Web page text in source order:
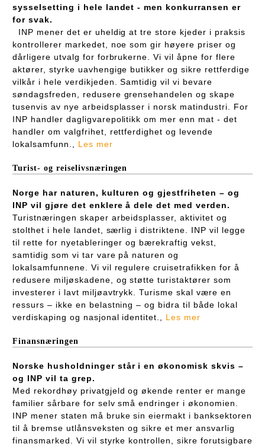
sysselsetting i hele landet - men konkurransen er
for svak.
INP mener det er uheldig at tre store kjeder i praksis
kontrollerer markedet, noe som gir høyere priser og
dårligere utvalg for forbrukerne. Vi vil åpne for flere
aktører, styrke uavhengige butikker og sikre rettferdige
vilkår i hele verdikjeden. Samtidig vil vi bevare
søndagsfreden, redusere grensehandelen og skape
tusenvis av nye arbeidsplasser i norsk matindustri. For
INP handler dagligvarepolitikk om mer enn mat - det
handler om valgfrihet, rettferdighet og levende
lokalsamfunn., Les mer
Turist- og reiselivsnæringen
Norge har naturen, kulturen og gjestfriheten – og
INP vil gjøre det enklere å dele det med verden.
Turistnæringen skaper arbeidsplasser, aktivitet og
stolthet i hele landet, særlig i distriktene. INP vil legge
til rette for nyetableringer og bærekraftig vekst,
samtidig som vi tar vare på naturen og
lokalsamfunnene. Vi vil regulere cruisetrafikken for å
redusere miljøskadene, og støtte turistaktører som
investerer i lavt miljøavtrykk. Turisme skal være en
ressurs – ikke en belastning – og bidra til både lokal
verdiskaping og nasjonal identitet., Les mer
Finansnæringen
Norske husholdninger står i en økonomisk skvis –
og INP vil ta grep.
Med rekordhøy privatgjeld og økende renter er mange
familier sårbare for selv små endringer i økonomien.
INP mener staten må bruke sin eiermakt i banksektoren
til å bremse utlånsveksten og sikre et mer ansvarlig
finansmarked. Vi vil styrke kontrollen, sikre forutsigbare